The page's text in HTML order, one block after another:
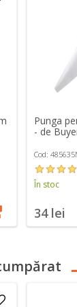
Punga
- de
Cod:
În stoc
34 lei